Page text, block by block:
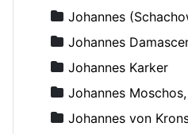
Johannes
Johannes
Johannes Karker
Johannes
Johannes von